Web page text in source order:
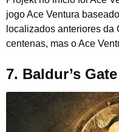
jogo Ace Ventura
localizados anteriores
centenas, mas o Ace
7. Baldur’s Gate